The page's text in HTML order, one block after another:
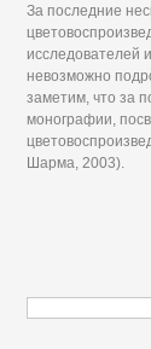
За последние
исследователей
невозможно
заметим, что за
монографии,
Шарма, 2003).